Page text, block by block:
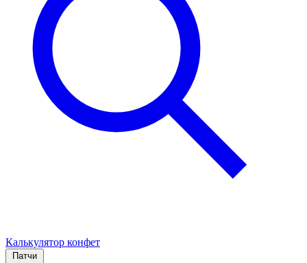
Калькулятор конфет
Патчи